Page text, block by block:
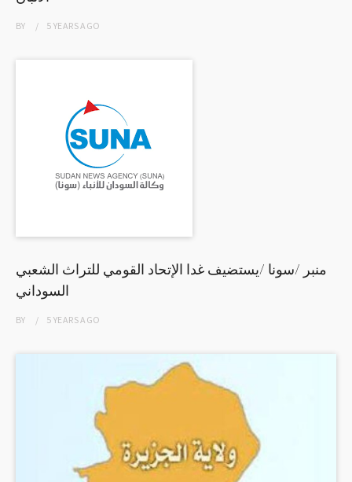
BY 5 YEARSAGO
منبر /سونا /يستضيف غدا الإتحاد القومي للتراث الشعبي
السوداني
BY 5 YEARSAGO